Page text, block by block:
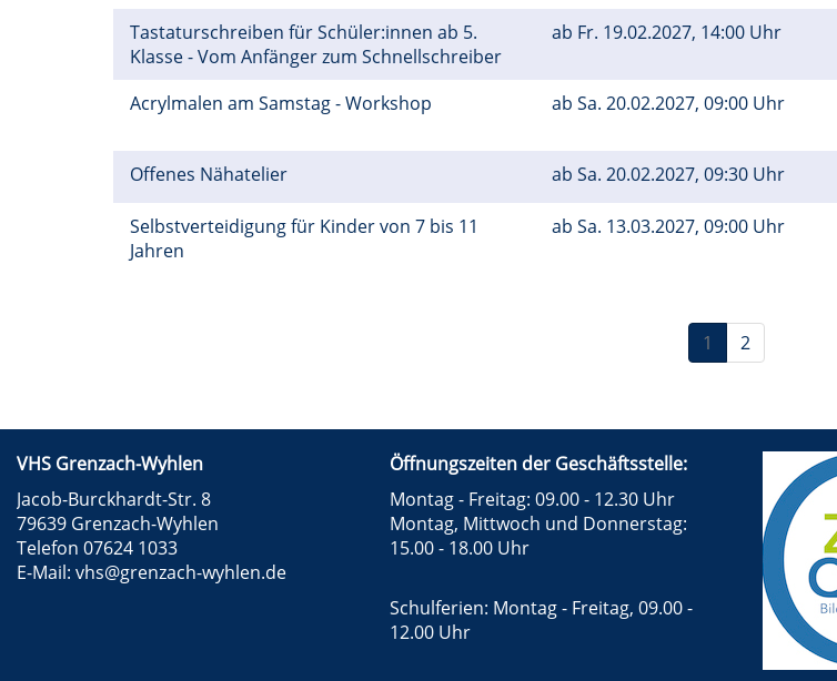
Tastaturschreiben für Schüler:innen ab 5.
Klasse - Vom Anfänger zum Schnellschreiber
ab Fr. 19.02.2027, 14:00 Uhr
Acrylmalen am Samstag - Workshop ab Sa. 20.02.2027, 09:00 Uhr
Offenes Nähatelier ab Sa. 20.02.2027, 09:30 Uhr
Selbstverteidigung für Kinder von 7 bis 11
Jahren
ab Sa. 13.03.2027, 09:00 Uhr
1 2
VHS Grenzach-Wyhlen
Jacob-Burckhardt-Str. 8
79639 Grenzach-Wyhlen
Telefon 07624 1033
E-Mail: vhs@grenzach-wyhlen.de
Öffnungszeiten der Geschäftsstelle:
Montag - Freitag: 09.00 - 12.30 Uhr
Montag, Mittwoch und Donnerstag:
15.00 - 18.00 Uhr
Schulferien: Montag - Freitag, 09.00 -
12.00 Uhr